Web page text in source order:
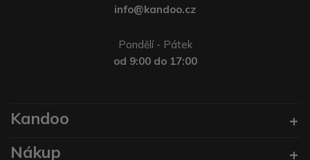
info@kandoo.cz
Pondělí - Pátek
od 9:00 do 17:00
Kandoo
Nákup